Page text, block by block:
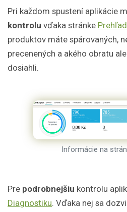
Pri každom spustení aplikácie
kontrolu vďaka stránke Prehľad
produktov máte spárovaných,
precenených a akého obratu
dosiahli.
Informácie na
Pre podrobnejšiu kontrolu
Diagnostiku . Vďaka nej sa